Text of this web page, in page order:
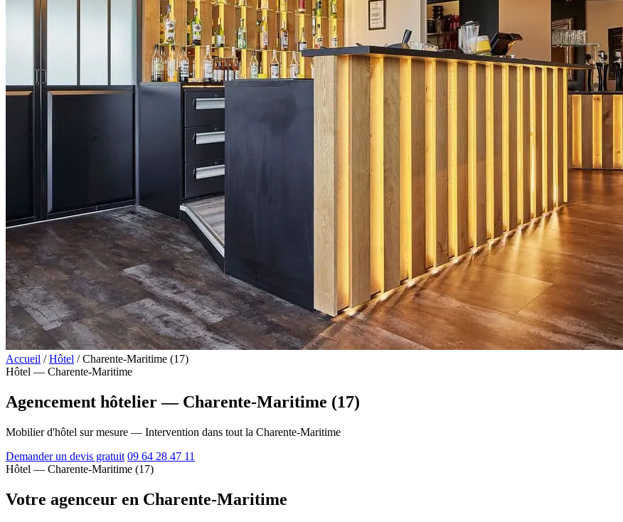
Accueil / Hôtel / Charente-Maritime (17)
Hôtel — Charente-Maritime
Agencement hôtelier — Charente-Maritime (17)
Mobilier d'hôtel sur mesure — Intervention dans tout la Charente-Maritime
Demander un devis gratuit 09 64 28 47 11
Hôtel — Charente-Maritime (17)
Votre agenceur en Charente-Maritime